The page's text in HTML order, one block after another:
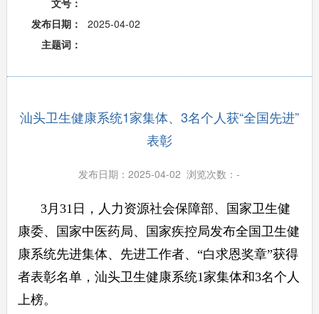
发布日期：
2025-04-02
主题词：
汕头卫生健康系统1家集体、3名个人获“全国先进”
表彰
发布日期：2025-04-02 浏览次数：-
3月31日，人力资源社会保障部、国家卫生健
康委、国家中医药局、国家疾控局发布全国卫生健
康系统先进集体、先进工作者、“白求恩奖章”获得
者表彰名单，汕头卫生健康系统1家集体和3名个人
上榜。